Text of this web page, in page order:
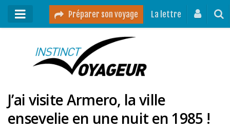
Préparer son voyage La lettre
Mon podcast
Destinations
Mes ressources pour voyager
J’ai visite Armero, la ville
ensevelie en une nuit en 1985 !